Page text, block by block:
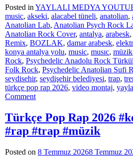
#keşfet
#tranding
#trap
#deephouse
#PsychedelicRock
Posted inYAYLALI MEDYA
music, akseki, alacabel tüneli, anatolian,
Anatolian Lab, Anatolian Psych Rock
Anatolian Rock Cover, antalya, arabesk,
Remix, BOZLAK, damar arabesk,
konya antalya yolu, music, musıc, müzik
Rock, Psychedelic Anadolu Rock
Folk Rock, Psychedelic Anatolian Sufi
seydisehir, seydişehir belediyesi, trap,
türkçe pop rap 2026, video montaj,
Commenton
Pop
Arabesk
2026
8
Şarkı
Türkçe Pop Rap 2026
#rap #trap #müzik
Posted on 8 Temmuz 20268 Temmuz